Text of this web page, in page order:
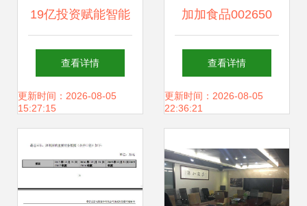
19亿投资赋能智能
制造 年产能破10万
台的机器人超级工
查看详情
更新时间：2026-08-05
15:27:15
加加食品002650
投资者索赔全流程
与公司赔付能力分
查看详情
更新时间：2026-08-05
22:36:21